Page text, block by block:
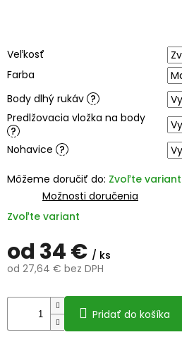
od 34 € / ks
od 27,64 € bez DPH
cena:
Zvoľte variant
Veľkosť
Farba
Body dlhý rukáv ?
Predlžovacia vložka na body
?
Nohavice ?
Môžeme doručiť do: Zvoľte variant
Možnosti doručenia
Pridať do košíka